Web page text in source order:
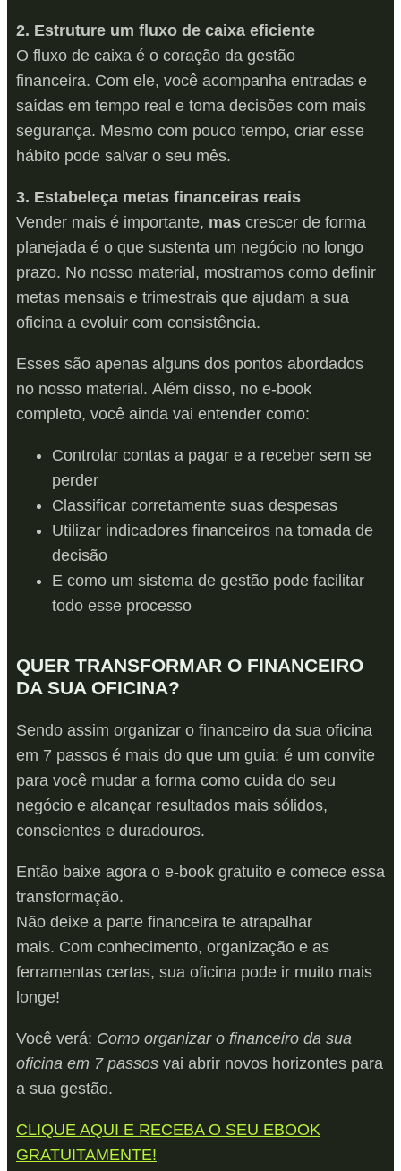
2. Estruture um fluxo de caixa eficiente
O fluxo de caixa é o coração da gestão
financeira. Com ele, você acompanha entradas e
saídas em tempo real e toma decisões com mais
segurança. Mesmo com pouco tempo, criar esse
hábito pode salvar o seu mês.
3. Estabeleça metas financeiras reais
Vender mais é importante, mas crescer de forma
planejada é o que sustenta um negócio no longo
prazo. No nosso material, mostramos como definir
metas mensais e trimestrais que ajudam a sua
oficina a evoluir com consistência.
Esses são apenas alguns dos pontos abordados
no nosso material. Além disso, no e-book
completo, você ainda vai entender como:
Controlar contas a pagar e a receber sem se
perder
Classificar corretamente suas despesas
Utilizar indicadores financeiros na tomada de
decisão
E como um sistema de gestão pode facilitar
todo esse processo
QUER TRANSFORMAR O FINANCEIRO
DA SUA OFICINA?
Sendo assim organizar o financeiro da sua oficina
em 7 passos é mais do que um guia: é um convite
para você mudar a forma como cuida do seu
negócio e alcançar resultados mais sólidos,
conscientes e duradouros.
Então baixe agora o e-book gratuito e comece essa
transformação.
Não deixe a parte financeira te atrapalhar
mais. Com conhecimento, organização e as
ferramentas certas, sua oficina pode ir muito mais
longe!
Você verá: Como organizar o financeiro da sua
oficina em 7 passos vai abrir novos horizontes para
a sua gestão.
CLIQUE AQUI E RECEBA O SEU EBOOK
GRATUITAMENTE!